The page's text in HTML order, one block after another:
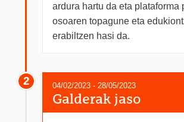
ardura hartu da eta plataforma
osoaren topagune eta
erabiltzen hasi da.
2 04/02/2023 - 28/05/2023
Galderak jaso